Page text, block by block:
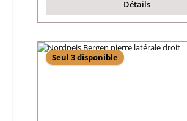
Détails
Seul 3 disponible